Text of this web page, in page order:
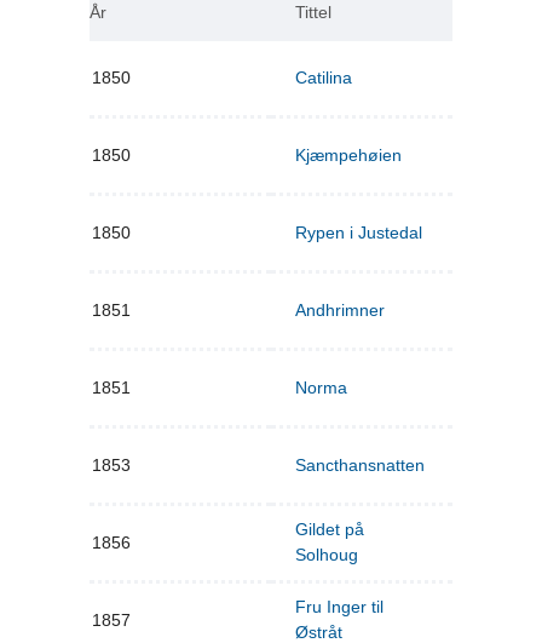
År Tittel
1850 Catilina
1850 Kjæmpehøien
1850 Rypen i Justedal
1851 Andhrimner
1851 Norma
1853 Sancthansnatten
1856
Gildet på
Solhoug
1857
Fru Inger til
Østråt